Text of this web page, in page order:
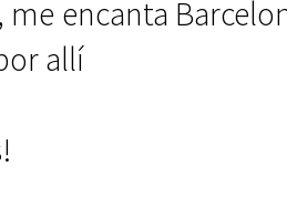
me encanta
allí